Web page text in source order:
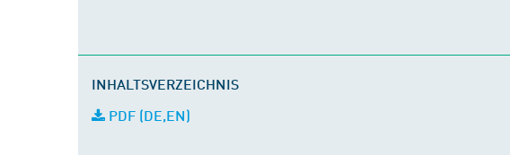
INHALTSVERZEICHNIS
PDF (DE,EN)